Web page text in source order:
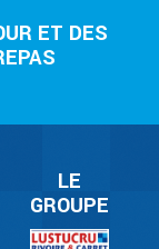
ET DES
LE
GROUPE